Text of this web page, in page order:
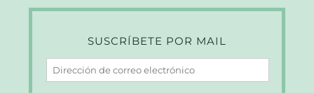
SUSCRÍBETE POR MAIL
Dirección
de